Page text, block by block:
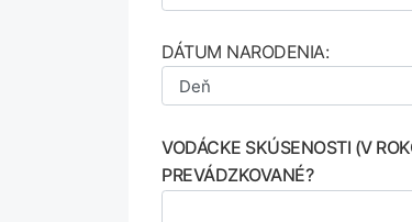
DÁTUM NARODENIA:
VODÁCKE SKÚSENOSTI (V
PREVÁDZKOVANÉ?